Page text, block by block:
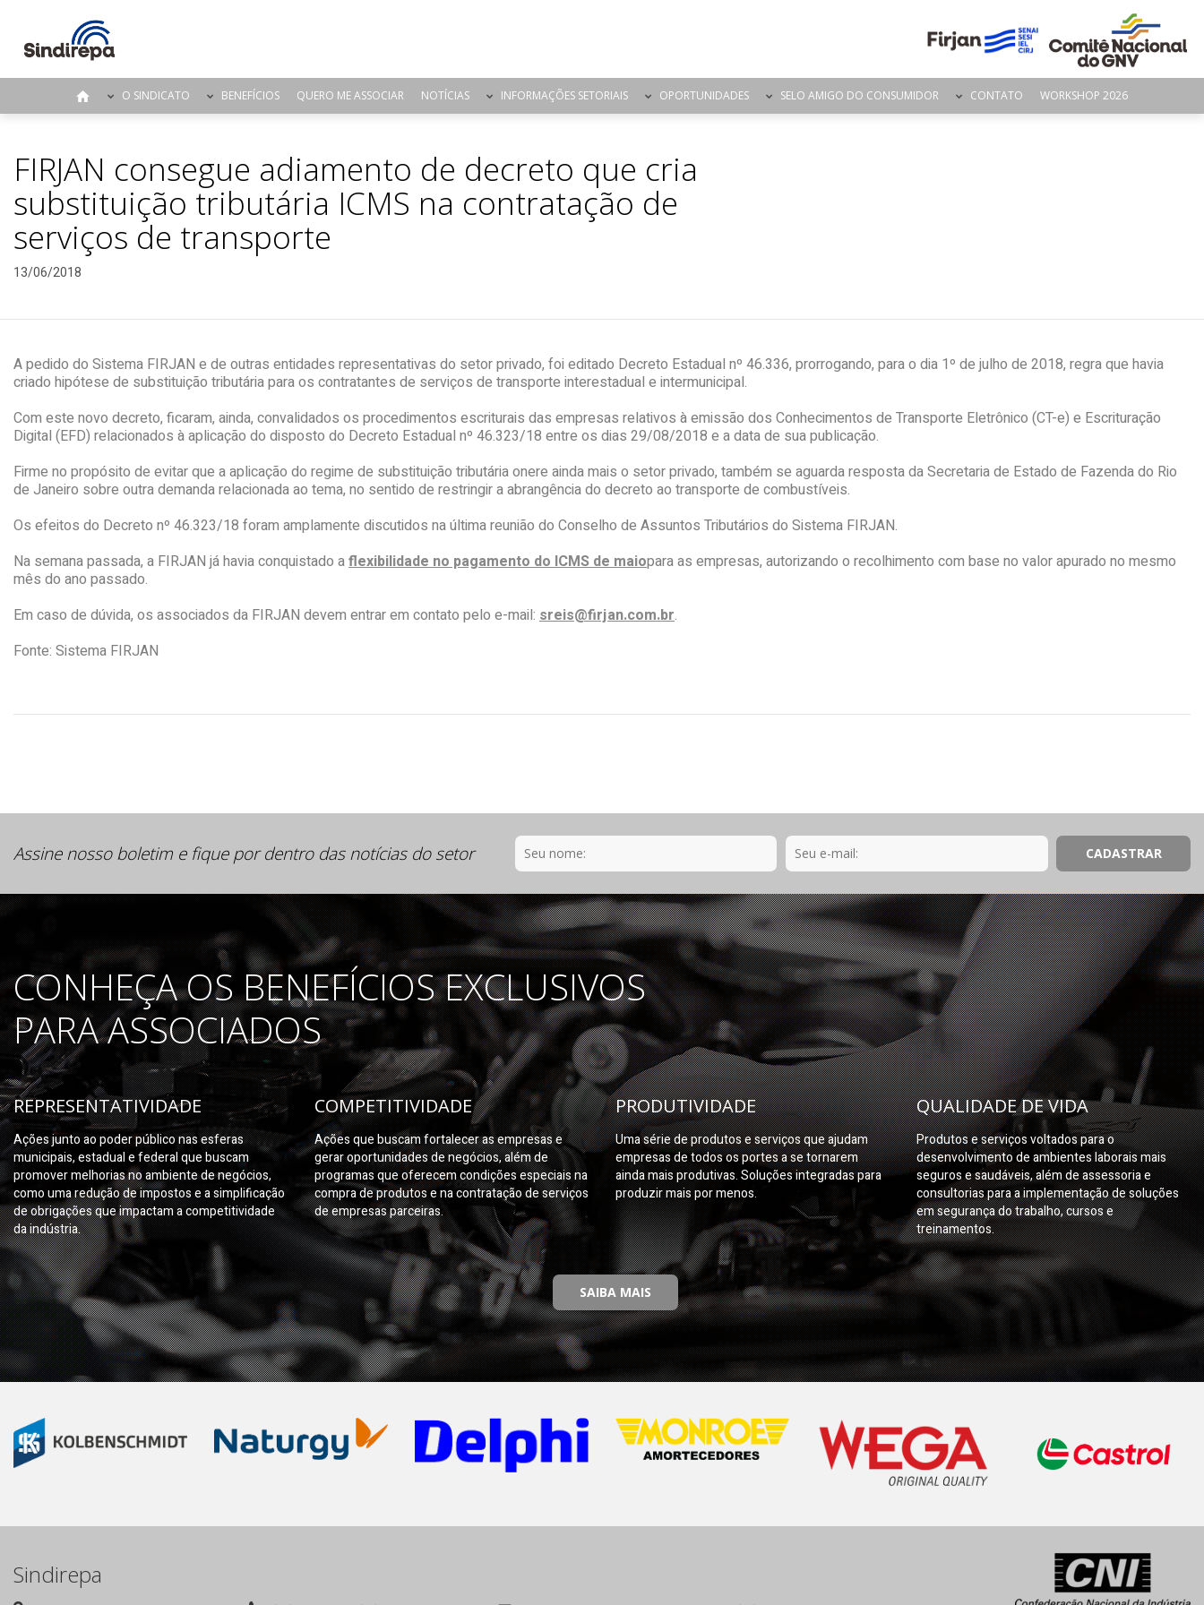
O SINDICATO BENEFÍCIOS QUERO ME ASSOCIAR NOTÍCIAS INFORMAÇÕES SETORIAIS OPORTUNIDADES SELO AMIGO DO CONSUMIDOR CONTATO WORKSHOP 2026
FIRJAN consegue adiamento de decreto que cria
substituição tributária ICMS na contratação de
serviços de transporte
13/06/2018
A pedido do Sistema FIRJAN e de outras entidades representativas do setor privado, foi editado Decreto Estadual nº 46.336, prorrogando, para o dia 1º de julho de 2018, regra que havia
criado hipótese de substituição tributária para os contratantes de serviços de transporte interestadual e intermunicipal.
Com este novo decreto, ficaram, ainda, convalidados os procedimentos escriturais das empresas relativos à emissão dos Conhecimentos de Transporte Eletrônico (CT-e) e Escrituração
Digital (EFD) relacionados à aplicação do disposto do Decreto Estadual nº 46.323/18 entre os dias 29/08/2018 e a data de sua publicação.
Firme no propósito de evitar que a aplicação do regime de substituição tributária onere ainda mais o setor privado, também se aguarda resposta da Secretaria de Estado de Fazenda do Rio
de Janeiro sobre outra demanda relacionada ao tema, no sentido de restringir a abrangência do decreto ao transporte de combustíveis.
Os efeitos do Decreto nº 46.323/18 foram amplamente discutidos na última reunião do Conselho de Assuntos Tributários do Sistema FIRJAN.
Na semana passada, a FIRJAN já havia conquistado aflexibilidade no pagamento do ICMS de maiopara as empresas, autorizando o recolhimento com base no valor apurado no mesmo
mês do ano passado.
Em caso de dúvida, os associados da FIRJAN devem entrar em contato pelo e-mail: sreis@firjan.com.br.
Fonte: Sistema FIRJAN
Assine nosso boletim e fique por dentro das notícias do setor
CONHEÇA OS BENEFÍCIOS EXCLUSIVOS
PARA ASSOCIADOS
REPRESENTATIVIDADE
Ações junto ao poder público nas esferas
municipais, estadual e federal que buscam
promover melhorias no ambiente de negócios,
como uma redução de impostos e a simplificação
de obrigações que impactam a competitividade
da indústria.
COMPETITIVIDADE
Ações que buscam fortalecer as empresas e
gerar oportunidades de negócios, além de
programas que oferecem condições especiais na
compra de produtos e na contratação de serviços
de empresas parceiras.
PRODUTIVIDADE
Uma série de produtos e serviços que ajudam
empresas de todos os portes a se tornarem
ainda mais produtivas. Soluções integradas para
produzir mais por menos.
QUALIDADE DE VIDA
Produtos e serviços voltados para o
desenvolvimento de ambientes laborais mais
seguros e saudáveis, além de assessoria e
consultorias para a implementação de soluções
em segurança do trabalho, cursos e
treinamentos.
SAIBA MAIS
Sindirepa